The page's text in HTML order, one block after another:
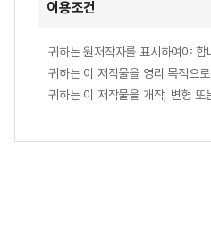
이용조건
귀하는 원저작자를 표시하여야 합
귀하는 이 저작물을 영리 목적으
귀하는 이 저작물을 개작, 변형 또